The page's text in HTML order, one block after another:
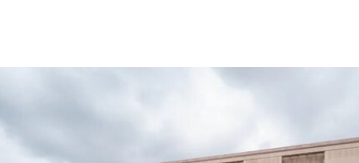
Qasimi）因被认为偏袒支持巴勒斯坦的参展艺术家
而受到批评。对此，悉尼双年展否认了有关歧视或
作为2028年悉尼双年展艺术总监，刘祺丰表示，他